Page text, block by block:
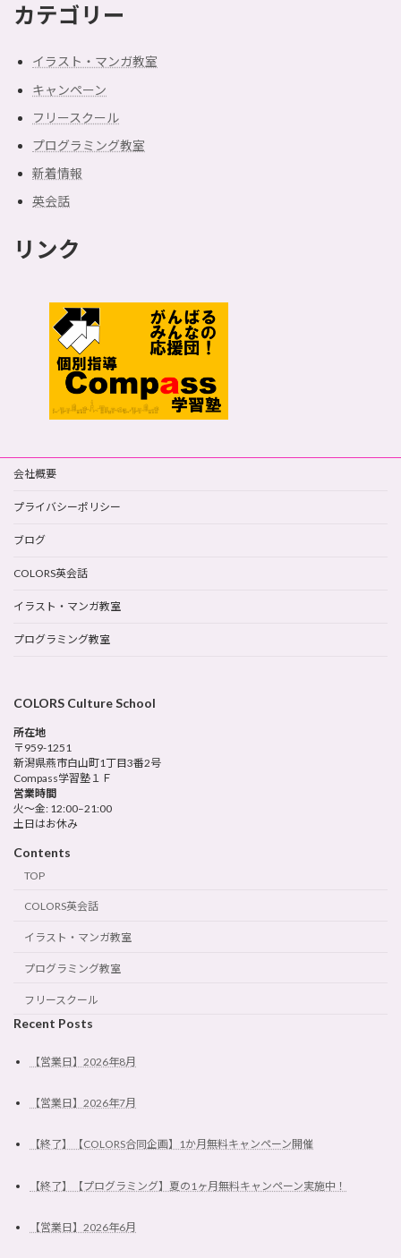
カテゴリー
イラスト・マンガ教室
キャンペーン
フリースクール
プログラミング教室
新着情報
英会話
リンク
会社概要
プライバシーポリシー
ブログ
COLORS英会話
イラスト・マンガ教室
プログラミング教室
COLORS Culture School
所在地
〒959-1251
新潟県燕市白山町1丁目3番2号
Compass学習塾１Ｆ
営業時間
火～金: 12:00–21:00
土日はお休み
Contents
TOP
COLORS英会話
イラスト・マンガ教室
プログラミング教室
フリースクール
Recent Posts
【営業日】2026年8月
【営業日】2026年7月
【終了】【COLORS合同企画】1か月無料キャンペーン開催
【終了】【プログラミング】夏の1ヶ月無料キャンペーン実施中！
【営業日】2026年6月